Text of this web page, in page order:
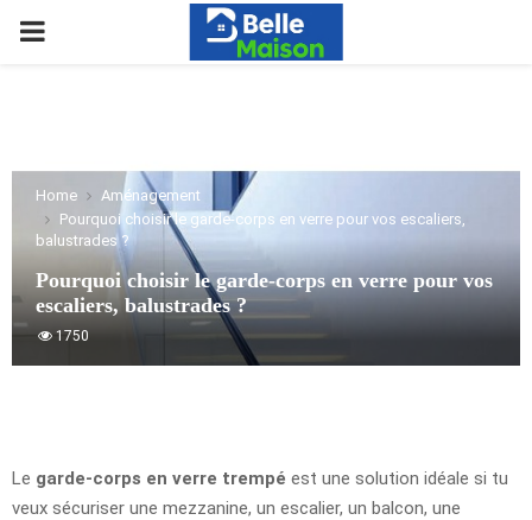
PRIMARY
Home
Aménagement
Pourquoi choisir le garde-corps en verre pour vos escaliers,
balustrades ?
Pourquoi choisir le garde-corps en verre pour vos
escaliers, balustrades ?
1750
Le garde-corps en verre trempé est une solution idéale si tu
veux sécuriser une mezzanine, un escalier, un balcon, une